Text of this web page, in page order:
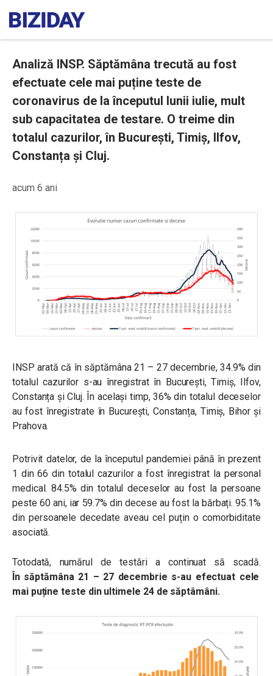
Analiză INSP. Săptămâna trecută au fost
efectuate cele mai puține teste de
coronavirus de la începutul lunii iulie, mult
sub capacitatea de testare. O treime din
totalul cazurilor, în București, Timiș, Ilfov,
Constanța și Cluj.
acum 6 ani
INSP arată că în săptămâna 21 – 27 decembrie, 34.9% din
totalul cazurilor s-au înregistrat în București, Timiș, Ilfov,
Constanța și Cluj. În același timp, 36% din totalul deceselor
au fost înregistrate în București, Constanța, Timiș, Bihor și
Prahova.
Potrivit datelor, de la începutul pandemiei până în prezent
1 din 66 din totalul cazurilor a fost înregistrat la personal
medical. 84.5% din totalul deceselor au fost la persoane
peste 60 ani, iar 59.7% din decese au fost la bărbați. 95.1%
din persoanele decedate aveau cel puțin o comorbiditate
asociată.
Totodată, numărul de testări a continuat să scadă.
În săptămâna 21 – 27 decembrie s-au efectuat cele
mai puține teste din ultimele 24 de săptâmâni.